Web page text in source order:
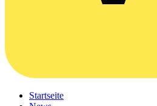
Startseite